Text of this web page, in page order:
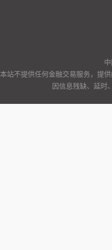
本站不提供任何金融交易服务，提
因信息残缺、延时